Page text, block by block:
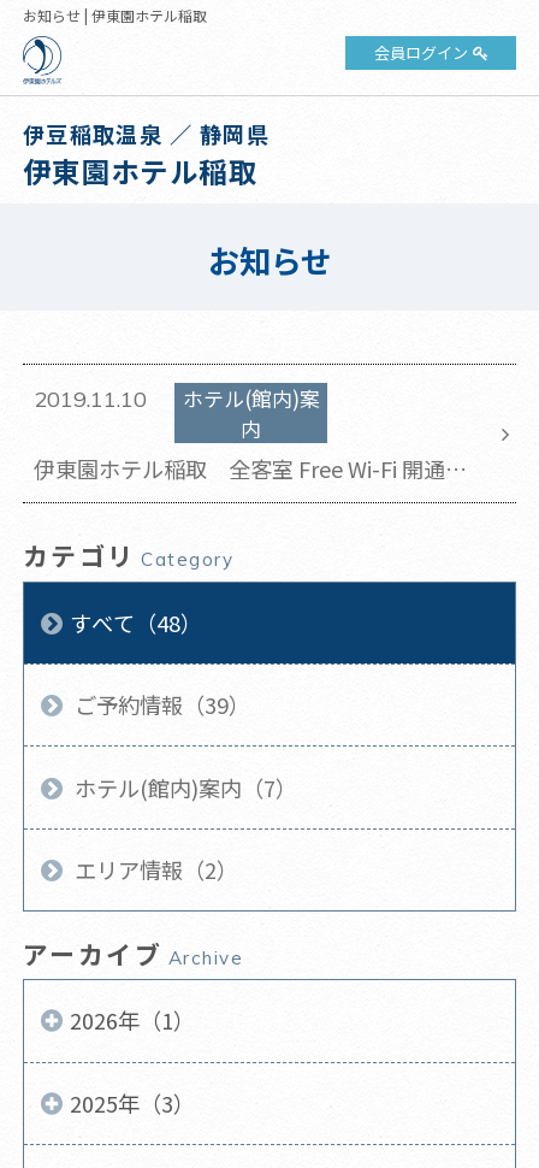
お知らせ | 伊東園ホテル稲取
会員ログイン
伊豆稲取温泉 ／ 静岡県
伊東園ホテル稲取
お知らせ
2019.11.10
ホテル(館内)案
内
伊東園ホテル稲取 全客室 Free Wi-Fi 開通の
お知らせ
カテゴリ Category
すべて（48）
ご予約情報（39）
ホテル(館内)案内（7）
エリア情報（2）
アーカイブ Archive
2026年（1）
2025年（3）